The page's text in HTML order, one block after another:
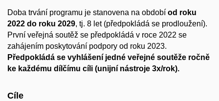
Doba trvání programu je stanovena na období od roku
2022 do roku 2029, tj. 8 let (předpokládá se prodloužení).
První veřejná soutěž se předpokládá v roce 2022 se
zahájením poskytování podpory od roku 2023.
Předpokládá se vyhlášení jedné veřejné soutěže ročně
ke každému dílčímu cíli (unijní nástroje 3x/rok).
Cíle